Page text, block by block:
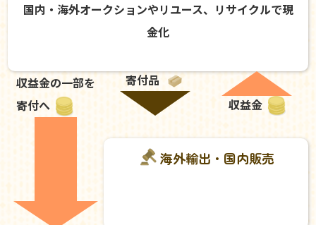
国内・海外オークションやリユース、リサイクルで現
金化
収益金の一部を
寄付へ
寄付品
収益金
海外輸出・国内販売